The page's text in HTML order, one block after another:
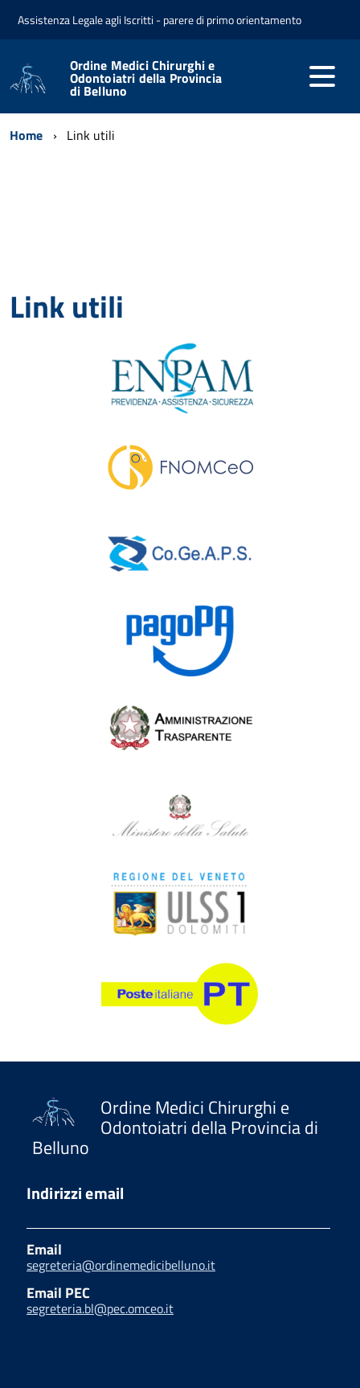
Assistenza Legale agli Iscritti - parere di primo orientamento
Ordine Medici Chirurghi e
Odontoiatri della Provincia
di Belluno
Home Link utili
Link utili
Ordine Medici Chirurghi e
Odontoiatri della Provincia di
Belluno
Indirizzi email
Email
segreteria@ordinemedicibelluno.it
Email PEC
segreteria.bl@pec.omceo.it